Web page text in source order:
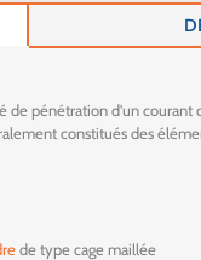
de pénétration d'un
constitués des
de type cage maillée